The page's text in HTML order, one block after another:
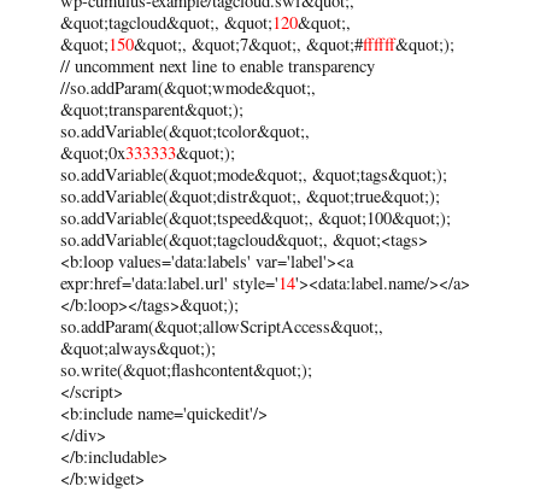
&quot;tagcloud&quot;, &quot;120&quot;,
&quot;150&quot;, &quot;7&quot;, &quot;#ffffff&quot;);
// uncomment next line to enable transparency
//so.addParam(&quot;wmode&quot;,
&quot;transparent&quot;);
so.addVariable(&quot;tcolor&quot;,
&quot;0x333333&quot;);
so.addVariable(&quot;mode&quot;, &quot;tags&quot;);
so.addVariable(&quot;distr&quot;, &quot;true&quot;);
so.addVariable(&quot;tspeed&quot;, &quot;100&quot;);
so.addVariable(&quot;tagcloud&quot;, &quot;<tags>
<b:loop values='data:labels' var='label'><a
expr:href='data:label.url' style='14'><data:label.name/></a>
</b:loop></tags>&quot;);
so.addParam(&quot;allowScriptAccess&quot;,
&quot;always&quot;);
so.write(&quot;flashcontent&quot;);
</script>
<b:include name='quickedit'/>
</div>
</b:includable>
</b:widget>